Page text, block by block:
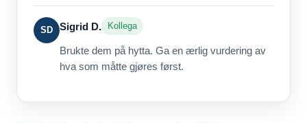
SD Sigrid D. Kollega
Brukte dem på hytta. Ga en ærlig vurdering av
hva som måtte gjøres først.